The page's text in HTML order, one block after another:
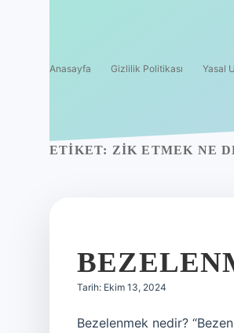
Anasayfa Gizlilik Politikası Yasal
ETIKET: ZIK ETMEK NE
Tarih: Ekim 13, 2024
Bezelenmek nedir?